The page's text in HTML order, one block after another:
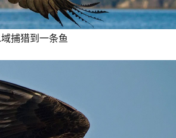
捕猎到一条鱼